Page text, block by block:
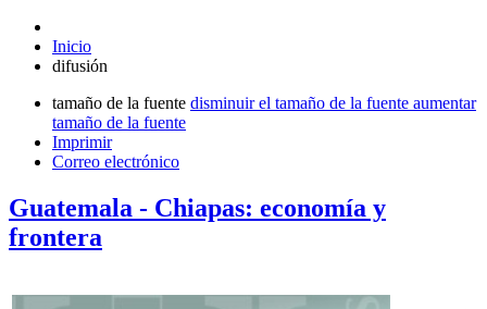
Inicio
difusión
tamaño de la fuente disminuir el tamaño de la fuente aumentar
tamaño de la fuente
Imprimir
Correo electrónico
Guatemala - Chiapas: economía y
frontera